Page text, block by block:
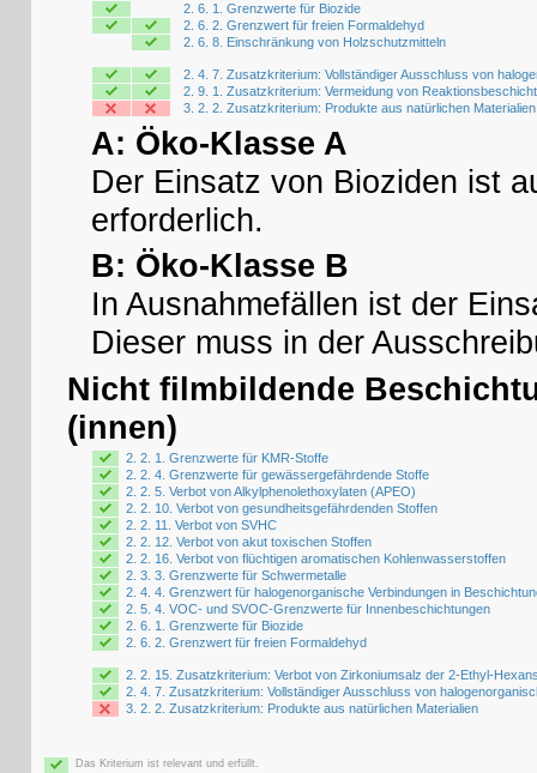
2. 6. 1. Grenzwerte für Biozide
2. 6. 2. Grenzwert für freien Formaldehyd
2. 6. 8. Einschränkung von Holzschutzmitteln
2. 4. 7. Zusatzkriterium: Vollständiger Ausschluss von
2. 9. 1. Zusatzkriterium: Vermeidung von
3. 2. 2. Zusatzkriterium: Produkte aus natürlichen Materialien
A: Öko-Klasse A
Der Einsatz von Bioziden ist
erforderlich.
B: Öko-Klasse B
In Ausnahmefällen ist der
Dieser muss in der
Nicht filmbildende
(innen)
2. 2. 1. Grenzwerte für KMR-Stoffe
2. 2. 4. Grenzwerte für gewässergefährdende Stoffe
2. 2. 5. Verbot von Alkylphenolethoxylaten (APEO)
2. 2. 10. Verbot von gesundheitsgefährdenden Stoffen
2. 2. 11. Verbot von SVHC
2. 2. 12. Verbot von akut toxischen Stoffen
2. 2. 16. Verbot von flüchtigen aromatischen Kohlenwasserstoffen
2. 3. 3. Grenzwerte für Schwermetalle
2. 4. 4. Grenzwert für halogenorganische Verbindungen in
2. 5. 4. VOC- und SVOC-Grenzwerte für Innenbeschichtungen
2. 6. 1. Grenzwerte für Biozide
2. 6. 2. Grenzwert für freien Formaldehyd
2. 2. 15. Zusatzkriterium: Verbot von Zirkoniumsalz der 2-Ethyl-
2. 4. 7. Zusatzkriterium: Vollständiger Ausschluss von
3. 2. 2. Zusatzkriterium: Produkte aus natürlichen Materialien
Das Kriterium ist relevant und erfüllt.